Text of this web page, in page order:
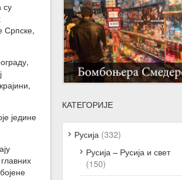
су
Српске,
једине
КАТЕГОРИЈЕ
Русија (332)
Русија – Русија и свет
(150)